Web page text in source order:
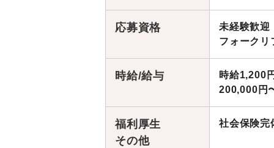
応募資格
未経験歓迎
フォークリ
時給/給与
時給1,200
200,000円
福利厚生
その他
社会保険完